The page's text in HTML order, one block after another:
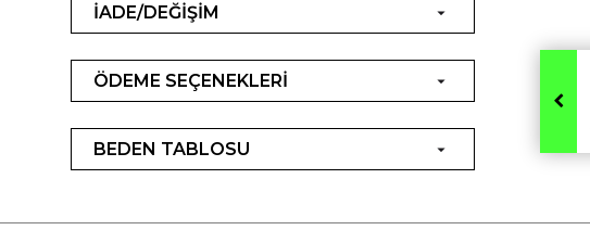
İADE/DEĞİŞİM
ÖDEME SEÇENEKLERİ
BEDEN TABLOSU